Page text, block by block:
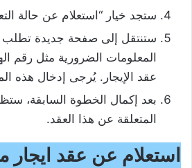
ستجد خيار “استعلام عن حالة
ستنتقل إلى صفحة جديدة
المعلومات الضرورية مثل رقم
عقد الإيجار. يُرجى إدخال هذه
بعد إكمال الخطوة السابقة،
المتعلقة عن هذا العقد.
استعلام عن عقد